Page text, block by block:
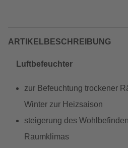
ARTIKELBESCHREIBUNG
Luftbefeuchter
zur Befeuchtung trockener
Winter zur Heizsaison
steigerung des
Raumklimas